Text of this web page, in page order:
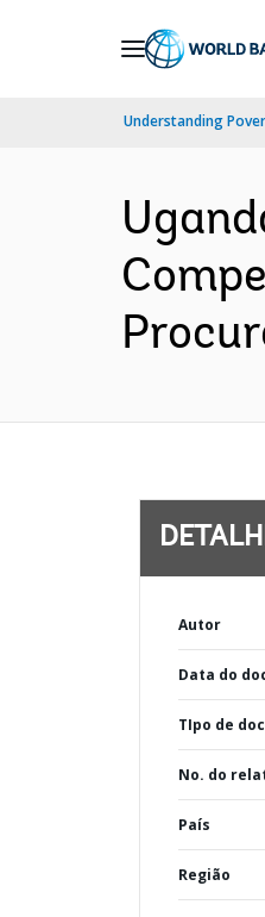
Understanding
Autor
Data do
TIpo de
No. do
País
Região